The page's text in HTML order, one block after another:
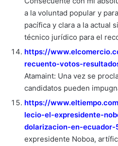
a la voluntad popular y
pacífica y clara a la actual
técnico jurídico para el
https://
recuento-votos-
Atamaint: Una vez se
candidatos pueden
https://
lecio-el-expresidente-
dolarizacion-en-ecuador-
expresidente Noboa,